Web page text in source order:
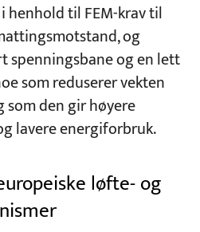
henhold til FEM-krav til
og
spenningsbane og en lett
som reduserer vekten
som den gir høyere
lavere energiforbruk.
løfte- og